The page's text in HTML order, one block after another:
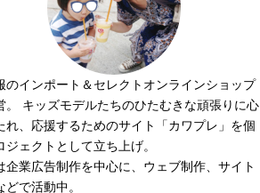
のインポート＆セレクトオンラインショップ
。 キッズモデルたちのひたむきな頑張りに心
れ、応援するためのサイト「カワプレ」を個
ジェクトとして立ち上げ。
企業広告制作を中心に、ウェブ制作、サイト
どで活動中。